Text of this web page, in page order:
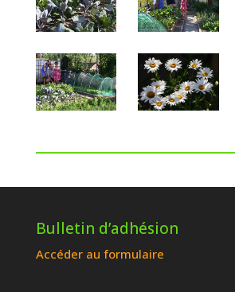
Bulletin d’adhésion
Accéder au formulaire